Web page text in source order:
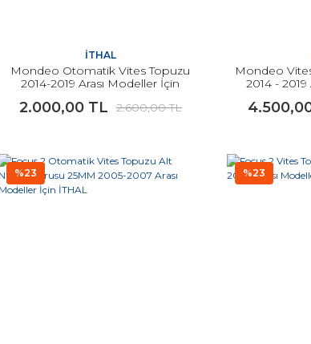
İTHAL
Mondeo Otomatik Vites Topuzu
2014-2019 Arası Modeller İçin
2.000,00 TL 2.600,00 TL
Mondeo
2014 -
%23 %23